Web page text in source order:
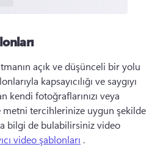
açık ve düşünceli bir yolu
kapsayıcılığı ve saygıyı
kendi fotoğraflarınızı veya
metni tercihlerinize uygun şekilde
bilgi de bulabilirsiniz video
video şablonları .